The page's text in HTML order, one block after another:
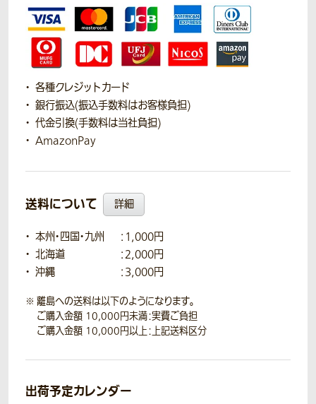
各種クレジットカード
銀行振込(振込手数料はお客様負担)
代金引換(手数料は当社負担)
AmazonPay
送料について 詳細
本州・四国・九州
：1,000円
北海道
：2,000円
沖縄
：3,000円
離島への送料は以下のようになります。
ご購入金額 10,000円未満：実費ご負担
ご購入金額 10,000円以上：上記送料区分
出荷予定カレンダー